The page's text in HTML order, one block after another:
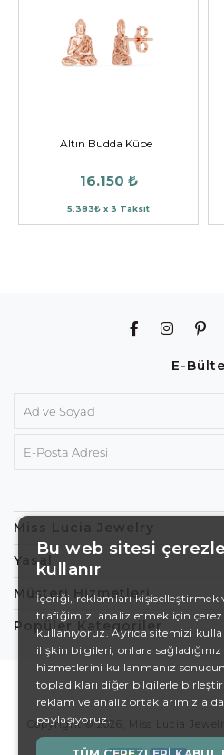
Altın Budda Küpe
16.150 ₺
5.383₺ x 3 Taksit
E-
Miss Lucia Jewelry
Yasal
Müşteri Hizmetleri
Popüler Kategoriler
Copyright © 2026, Miss Lucia
Bu web sitesi
kullanır
İçeriği, reklamları kişiselleştirmek
trafiğimizi analiz etmek için
kullanıyoruz. Ayrıca sitemizi
ilişkin bilgileri, onlara sağladığınız
hizmetlerini kullanmanız
topladıkları diğer bilgilerle
reklam ve analiz ortaklarımızla da
paylaşıyoruz.